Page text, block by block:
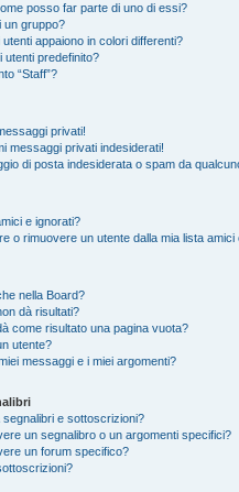
posso far parte di uno di essi?
un gruppo?
appaiono in colori differenti?
utenti predefinito?
“Staff”?
privati!
messaggi privati indesiderati!
di posta indesiderata o spam da
e ignorati?
o rimuovere un utente dalla mia lista amici
nella Board?
dà risultati?
come risultato una pagina vuota?
utente?
messaggi e i miei argomenti?
e sottoscrizioni?
un segnalibro o un argomenti specifici?
un forum specifico?